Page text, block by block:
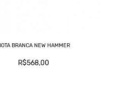
BRANCA NEW HAMMER
R$568,00